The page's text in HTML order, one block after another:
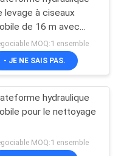
levage à ciseaux
de 16 m avec
d'extension
MOQ:1 ensemble
- JE NE SAIS PAS.
hydraulique
pour le nettoyage
MOQ:1 ensemble